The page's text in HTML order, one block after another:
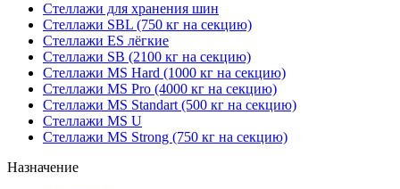
Стеллажи для хранения шин
Стеллажи SBL (750 кг на секцию)
Стеллажи ES лёгкие
Стеллажи SB (2100 кг на секцию)
Стеллажи MS Hard (1000 кг на секцию)
Стеллажи MS Pro (4000 кг на секцию)
Стеллажи MS Standart (500 кг на секцию)
Стеллажи MS U
Стеллажи MS Strong (750 кг на секцию)
Назначение